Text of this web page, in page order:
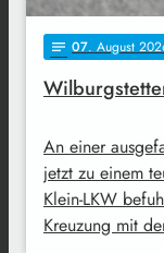
notes 07. August
An einer
jetzt zu einem
Klein-LKW
Kreuzung mit